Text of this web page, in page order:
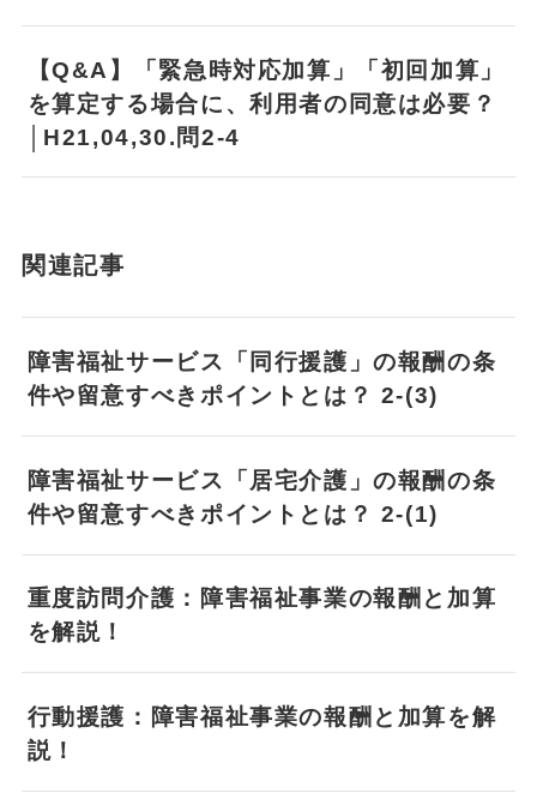
【Q&A】「緊急時対応加算」「初回加算」
を算定する場合に、利用者の同意は必要？
│H21,04,30.問2-4
関連記事
障害福祉サービス「同行援護」の報酬の条
件や留意すべきポイントとは？ 2-(3)
障害福祉サービス「居宅介護」の報酬の条
件や留意すべきポイントとは？ 2-(1)
重度訪問介護：障害福祉事業の報酬と加算
を解説！
行動援護：障害福祉事業の報酬と加算を解
説！